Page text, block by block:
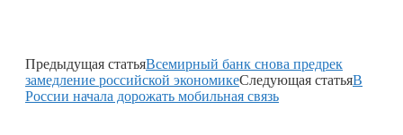
Предыдущая статьяВсемирный банк снова предрек
замедление российской экономикеСледующая статьяВ
России начала дорожать мобильная связь